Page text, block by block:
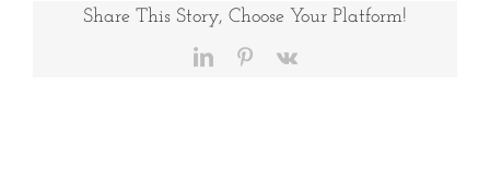
Share This Story, Choose Your Platform!
LinkedInPinterest
Vk